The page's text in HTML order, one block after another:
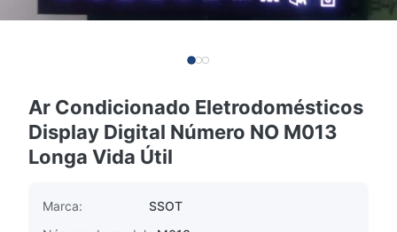
Ar Condicionado Eletrodomésticos
Display Digital Número NO M013
Longa Vida Útil
Marca:
SSOT